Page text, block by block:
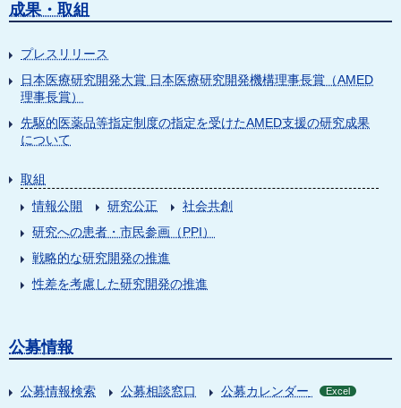
成果・取組
プレスリリース
日本医療研究開発大賞 日本医療研究開発機構理事長賞（AMED
理事長賞）
先駆的医薬品等指定制度の指定を受けたAMED支援の研究成果
について
取組
情報公開
研究公正
社会共創
研究への患者・市民参画（PPI）
戦略的な研究開発の推進
性差を考慮した研究開発の推進
公募情報
公募情報検索 公募相談窓口 公募カレンダー Excel